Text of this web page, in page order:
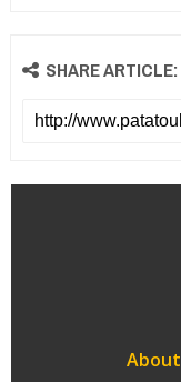
SHARE ARTICLE:
About